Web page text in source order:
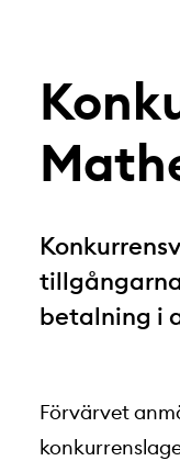
betalning i
Förvärvet